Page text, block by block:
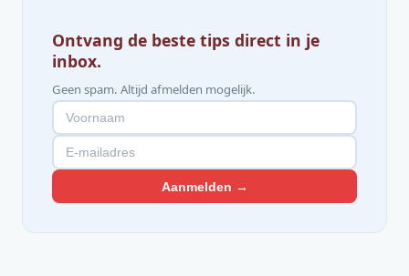
Ontvang de beste tips direct in je
inbox.
Geen spam. Altijd afmelden mogelijk.
Aanmelden →